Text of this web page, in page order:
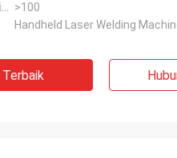
Indicated Red Light Power(uW): >100
Handheld Laser Welding
Terbaik